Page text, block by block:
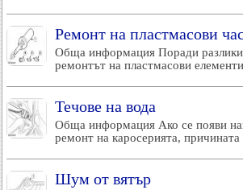
Ремонт на пластмасови
Обща информация Поради
ремонтът на пластмасови
Течове на вода
Обща информация Ако се появи
ремонт на каросерията,
Шум от вятър